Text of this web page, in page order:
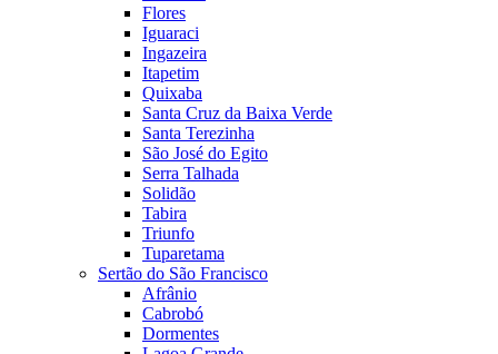
Flores
Iguaraci
Ingazeira
Itapetim
Quixaba
Santa Cruz da Baixa Verde
Santa Terezinha
São José do Egito
Serra Talhada
Solidão
Tabira
Triunfo
Tuparetama
Sertão do São Francisco
Afrânio
Cabrobó
Dormentes